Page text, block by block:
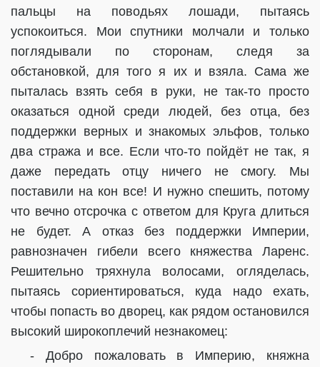
пальцы на поводьях лошади, пытаясь
успокоиться. Мои спутники молчали и только
поглядывали по сторонам, следя за
обстановкой, для того я их и взяла. Сама же
пыталась взять себя в руки, не так-то просто
оказаться одной среди людей, без отца, без
поддержки верных и знакомых эльфов, только
два стража и все. Если что-то пойдёт не так, я
даже передать отцу ничего не смогу. Мы
поставили на кон все! И нужно спешить, потому
что вечно отсрочка с ответом для Круга длиться
не будет. А отказ без поддержки Империи,
равнозначен гибели всего княжества Ларенс.
Решительно тряхнула волосами, огляделась,
пытаясь сориентироваться, куда надо ехать,
чтобы попасть во дворец, как рядом остановился
высокий широкоплечий незнакомец:
- Добро пожаловать в Империю, княжна